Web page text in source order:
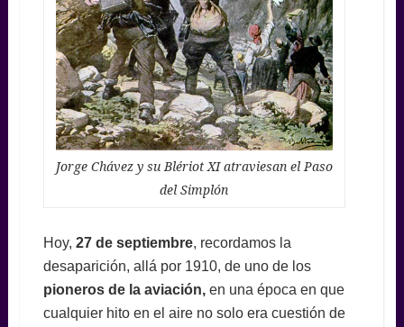
Jorge Chávez y su Blériot XI atraviesan el Paso
del Simplón
Hoy, 27 de septiembre, recordamos la
desaparición, allá por 1910, de uno de los
pioneros de la aviación,en una época en que
cualquier hito en el aire no solo era cuestión de